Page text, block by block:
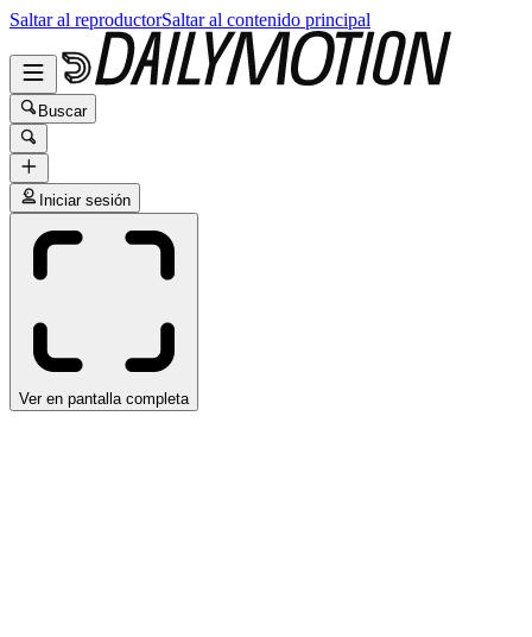
Saltar al reproductorSaltar al contenido principal
Buscar
Iniciar sesión
Ver en pantalla completa